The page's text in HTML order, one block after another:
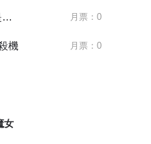
莫凡继承了一个神...
我說啊，我們大家是要好的朋友嗎？是要好的朋友吧。 月票：0
機 月票：0
女